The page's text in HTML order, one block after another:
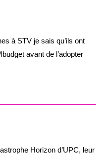
à STV je sais qu’ils ont
avant de l’adopter
Horizon d’UPC, leur